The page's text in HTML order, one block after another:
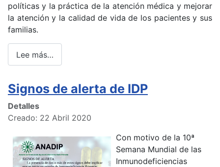
políticas y la práctica de la atención médica y mejorar
la atención y la calidad de vida de los pacientes y sus
familias.
Lee más…
Signos de alerta de IDP
Detalles
Creado: 22 Abril 2020
Con motivo de la 10ª
Semana Mundial de las
Inmunodeficiencias